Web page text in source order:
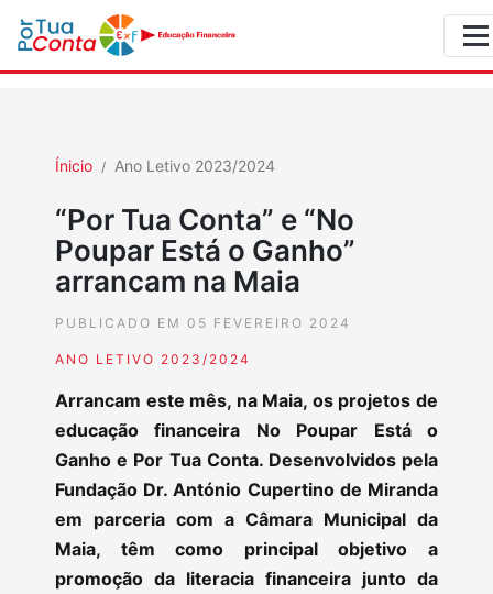
Ínicio Ano Letivo 2023/2024
“Por Tua Conta” e “No
Poupar Está o Ganho”
arrancam na Maia
PUBLICADO EM 05 FEVEREIRO 2024
ANO LETIVO 2023/2024
Arrancam este mês, na Maia, os projetos de
educação financeira No Poupar Está o
Ganho e Por Tua Conta. Desenvolvidos pela
Fundação Dr. António Cupertino de Miranda
em parceria com a Câmara Municipal da
Maia, têm como principal objetivo a
promoção da literacia financeira junto da